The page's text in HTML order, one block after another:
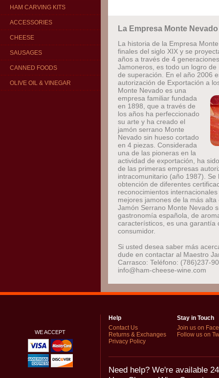
HAM CARVING KITS
ACCESSORIES
CHEESE
SAUSAGES
CANNED FOODS
OLIVE OIL & VINEGAR
La Empresa Monte Nevado
La historia de la Empresa
finales del siglo XIX y se
años a través de 4
Jamoneros, es todo un logro
de superación. En el año 2006
autorización de Exportación a
Monte Nevado es una
empresa familiar fundada
en 1898, que a través de
los años ha perfeccionado
su arte y ha creado el
jamón serrano Monte
Nevado sin hueso cortado
en 4 piezas. Considerada
una de las pioneras en la
actividad de exportación, ha
de las primeras empresas
intracomunitario (año 1987). Se
obtención de diferentes
reconocimientos
mejores jamones de la más
Jamón Serrano Monte Nevado
gastronomía española, de
característicos, es una garantía
consumidor.
Si usted desea saber más
dude en contactar al Maestro
Carrasco: Teléfono: (786)237-
info@ham-cheese-wine.com
WE ACCEPT
Help
Stay in Touch
Contact Us
Returns & Exchanges
Privacy Policy
Join us on
Follow us on
Need help? We're available